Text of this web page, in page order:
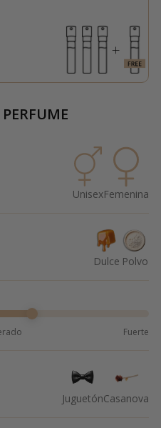
UnisexFemenina
Dulce Polvo
Fuerte
JuguetónCasanova